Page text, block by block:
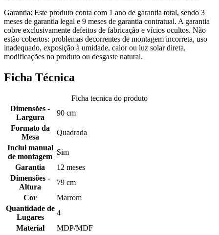
Garantia: Este produto conta com 1 ano de garantia total, sendo 3
meses de garantia legal e 9 meses de garantia contratual. A garantia
cobre exclusivamente defeitos de fabricação e vícios ocultos. Não
estão cobertos: problemas decorrentes de montagem incorreta, uso
inadequado, exposição à umidade, calor ou luz solar direta,
modificações no produto ou desgaste natural.
Ficha Técnica
Ficha tecnica do produto
Dimensões -
Largura
90 cm
Formato da
Mesa
Quadrada
Inclui manual
de montagem
Sim
Garantia
12 meses
Dimensões -
Altura
79 cm
Cor
Marrom
Quantidade de
Lugares
4
Material
MDP/MDF